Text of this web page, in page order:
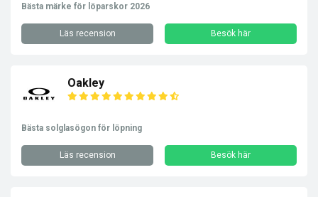
Bästa märke för löparskor 2026
Läs recension Besök här
Oakley
Bästa solglasögon för löpning
Läs recension Besök här